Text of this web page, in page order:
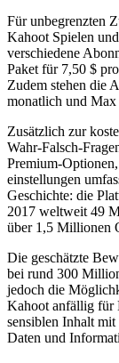
Für unbegrenzten
Kahoot Spielen
verschiedene
Paket für 7,50 $
Zudem stehen die
monatlich und
Zusätzlich zur
Wahr-Falsch-
Premium-
einstellungen
Geschichte: die
2017 weltweit 49
über 1,5 Millionen
Die geschätzte
bei rund 300
jedoch die
Kahoot anfällig für
sensiblen Inhalt mit
Daten und